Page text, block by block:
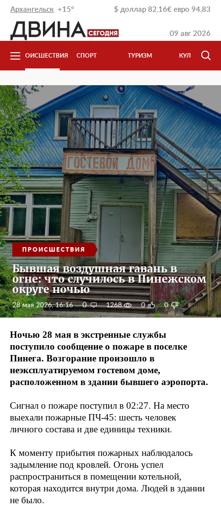
09 авг 2026
$ доллар 82,16€ евро 94,83
Архангельск +15°
ПРОИСШЕСТВИЯ СПОРТ ТУРИЗМ КУЛЬТУРА
ПРОИСШЕСТВИЯ
Бывшая воздушная гавань в
огне: что случилось в Пинежском
округе ночью
28 мая 2026, 16:16 0 1268 0 0
Ночью 28 мая в экстренные службы
поступило сообщение о пожаре в поселке
Пинега. Возгорание произошло в
неэксплуатируемом гостевом доме,
расположенном в здании бывшего аэропорта.
Сигнал о пожаре поступил в 02:27. На место
выехали пожарные ПЧ-45: шесть человек
личного состава и две единицы техники.
К моменту прибытия пожарных наблюдалось
задымление под кровлей. Огонь успел
распространиться в помещении котельной,
которая находится внутри дома. Людей в здании
не было.